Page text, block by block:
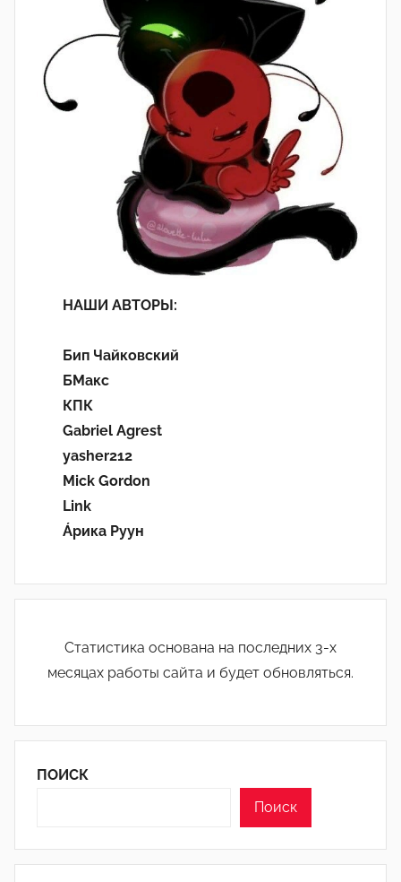
НАШИ АВТОРЫ:
Бип Чайковский
БМакс
КПК
Gabriel Agrest
yasher212
Mick Gordon
Link
Áрика Руун
Статистика основана на последних 3-х
месяцах работы сайта и будет обновляться.
ПОИСК
Поиск